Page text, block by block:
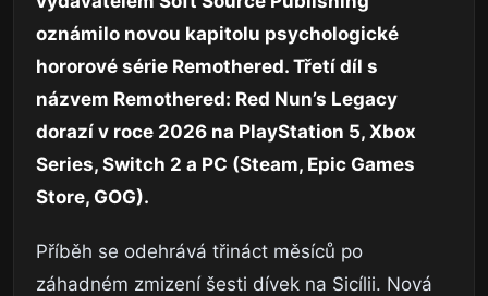
oznámilo novou kapitolu psychologické
hororové série Remothered. Třetí díl s
názvem Remothered: Red Nun’s Legacy
dorazí v roce 2026 na PlayStation 5, Xbox
Series, Switch 2 a PC (Steam, Epic Games
Store, GOG).
Příběh se odehrává třináct měsíců po
záhadném zmizení šesti dívek na Sicílii. Nová